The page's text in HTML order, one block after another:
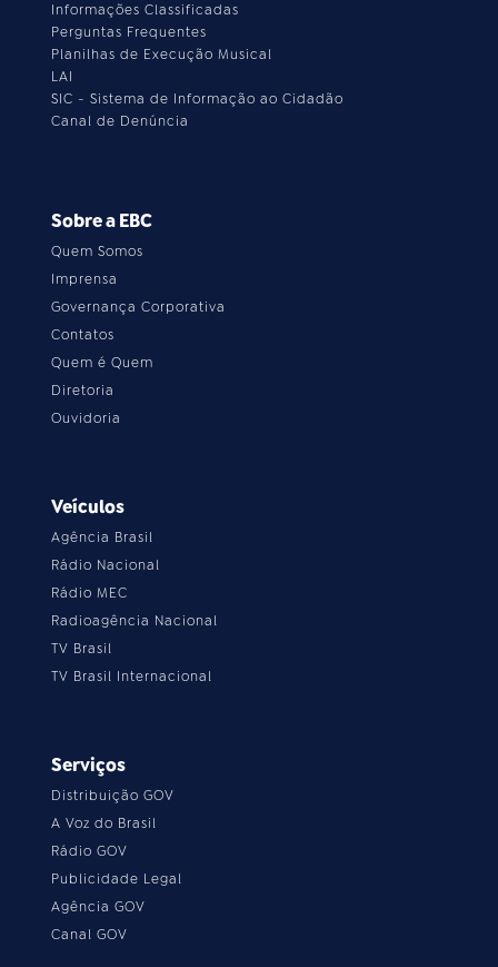
Informações Classificadas
Perguntas Frequentes
Planilhas de Execução Musical
LAI
SIC - Sistema de Informação ao Cidadão
Canal de Denúncia
Sobre a EBC
Quem Somos
Imprensa
Governança Corporativa
Contatos
Quem é Quem
Diretoria
Ouvidoria
Veículos
Agência Brasil
Rádio Nacional
Rádio MEC
Radioagência Nacional
TV Brasil
TV Brasil Internacional
Serviços
Distribuição GOV
A Voz do Brasil
Rádio GOV
Publicidade Legal
Agência GOV
Canal GOV